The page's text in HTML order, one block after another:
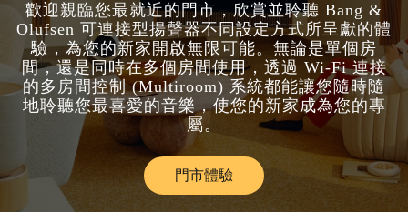
歡迎親臨您最就近的門市，欣賞並聆聽 Bang &
Olufsen 可連接型揚聲器不同設定方式所呈獻的體
驗，為您的新家開啟無限可能。無論是單個房
間，還是同時在多個房間使用，透過 Wi-Fi 連接
的多房間控制 (Multiroom) 系統都能讓您隨時隨
地聆聽您最喜愛的音樂，使您的新家成為您的專
屬。
門市體驗Link Opens in New Tab